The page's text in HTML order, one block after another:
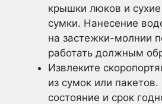
крышки люков и сухие
сумки. Нанесение
на застежки-молнии
работать должным
Извлеките
из сумок или пакетов.
состояние и срок